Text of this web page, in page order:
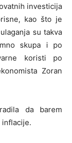
investicija
kao što je
su takva
skupa i po
koristi po
Zoran
da barem
inflacije.